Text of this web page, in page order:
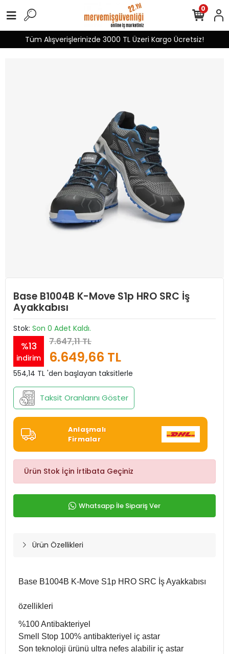
Tüm Alışverişlerinizde 3000 TL Üzeri Kargo Ücretsiz!
0
Base B1004B K-Move S1p HRO SRC İş
Ayakkabısı
Stok: Son 0 Adet Kaldı.
%13
indirim
7.647,11 TL
6.649,66 TL
554,14 TL 'den başlayan taksitlerle
Taksit Oranlarını Göster
Anlaşmalı
Firmalar
Ürün Stok İçin İrtibata Geçiniz
Whatsapp İle Sipariş Ver
Ürün Özellikleri
Base B1004B K-Move S1p HRO SRC İş Ayakkabısı
özellikleri
%100 Antibakteriyel
Smell Stop 100% antibakteriyel iç astar
Son teknoloji ürünü ultra nefes alabilir iç astar